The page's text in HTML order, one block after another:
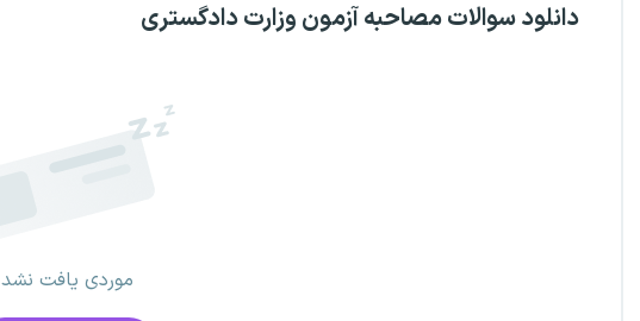
دانلود سوالات مصاحبه آزمون وزارت دادگستری
موردی یافت نشد